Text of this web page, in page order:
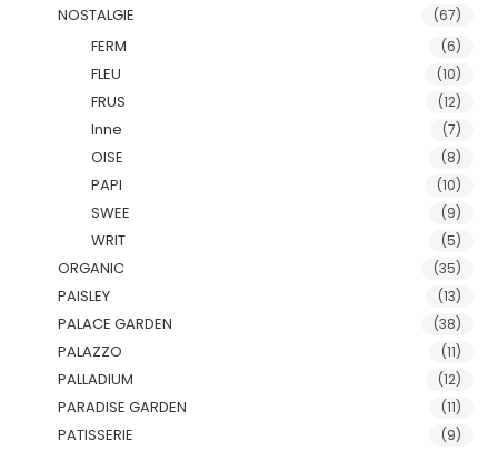
NOSTALGIE (67)
FERM (6)
FLEU (10)
FRUS (12)
Inne (7)
OISE (8)
PAPI (10)
SWEE (9)
WRIT (5)
ORGANIC (35)
PAISLEY (13)
PALACE GARDEN (38)
PALAZZO (11)
PALLADIUM (12)
PARADISE GARDEN (11)
PATISSERIE (9)